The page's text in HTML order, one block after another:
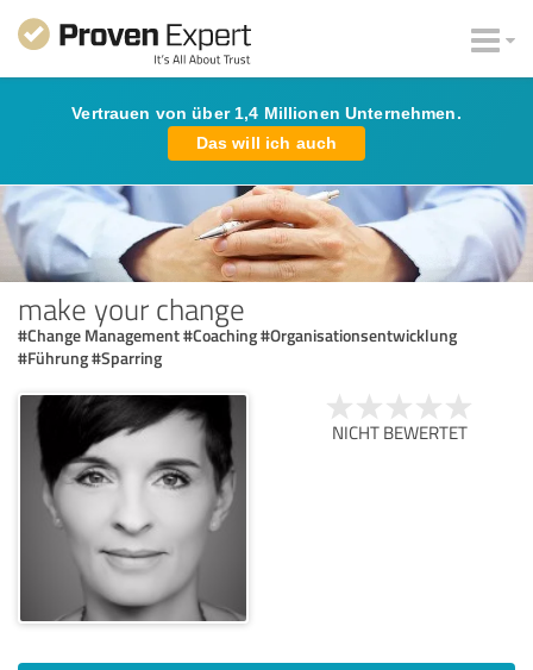
Vertrauen von über 1,4 Millionen Unternehmen.
Das will ich auch
make your change
#Change Management #Coaching #Organisationsentwicklung
#Führung #Sparring
NICHT BEWERTET